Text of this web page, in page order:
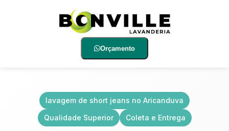
Orçamento
lavagem de short jeans no Aricanduva
Qualidade Superior
Coleta e Entrega